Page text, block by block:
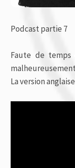
Podcast partie 7
Faute de temps
La version